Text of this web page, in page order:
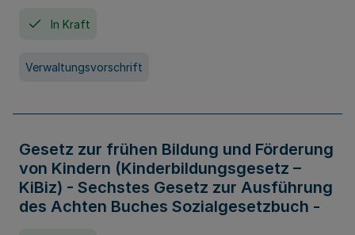
In Kraft
Verwaltungsvorschrift
Gesetz zur frühen Bildung und Förderung
von Kindern (Kinderbildungsgesetz –
KiBiz) - Sechstes Gesetz zur Ausführung
des Achten Buches Sozialgesetzbuch -